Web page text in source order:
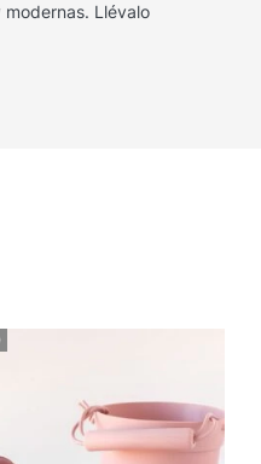
Llévalo